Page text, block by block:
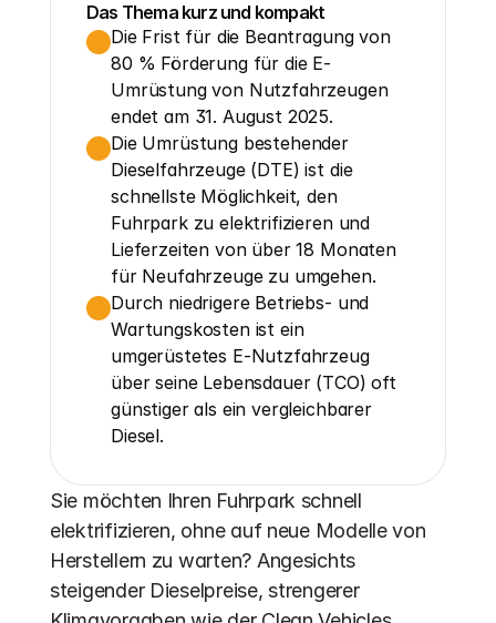
Das Thema kurz und kompakt
Die Frist für die Beantragung von
80 % Förderung für die E-
Umrüstung von Nutzfahrzeugen
endet am 31. August 2025.
Die Umrüstung bestehender
Dieselfahrzeuge (DTE) ist die
schnellste Möglichkeit, den
Fuhrpark zu elektrifizieren und
Lieferzeiten von über 18 Monaten
für Neufahrzeuge zu umgehen.
Durch niedrigere Betriebs- und
Wartungskosten ist ein
umgerüstetes E-Nutzfahrzeug
über seine Lebensdauer (TCO) oft
günstiger als ein vergleichbarer
Diesel.
Sie möchten Ihren Fuhrpark schnell
elektrifizieren, ohne auf neue Modelle von
Herstellern zu warten? Angesichts
steigender Dieselpreise, strengerer